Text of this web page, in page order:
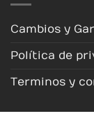
Cambios y
Política de
Terminos y